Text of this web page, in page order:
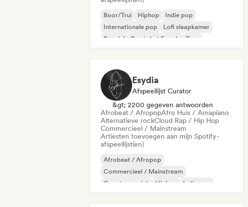
Boor/Trui Hiphop
Indie pop
Internationale pop
Lofi slaapkamer
Popziel
Rap in het Engels Trap
Esydia
Afspeellijst Curator
&gt; 2200 gegeven antwoorden
Afrobeat / AfropopAfro Huis / Amapiano
Alternatieve rockCloud Rap / Hip Hop
Commercieel / Mainstream
Artiesten toevoegen aan mijn Spotify-
afspeellijst(en)
Afrobeat / Afropop
Commercieel / Mainstream
Country muziek
Hiphop
Indie pop